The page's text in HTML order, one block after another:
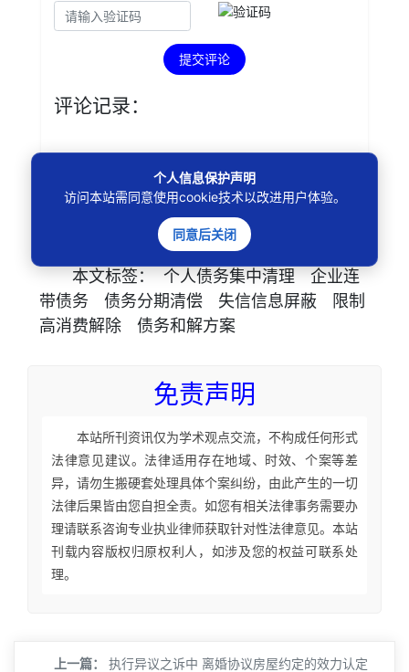
提交评论
评论记录：
本文标签： 个人债务集中清理
企业连
带债务
债务分期清偿 失信信息屏蔽
限制
高消费解除
债务和解方案
免责声明
本站所刊资讯仅为学术观点交流，不构成任何形式
法律意见建议。法律适用存在地域、时效、个案等差
异，请勿生搬硬套处理具体个案纠纷，由此产生的一切
法律后果皆由您自担全责。如您有相关法律事务需要办
理请联系咨询专业执业律师获取针对性法律意见。本站
刊载内容版权归原权利人，如涉及您的权益可联系处
理。
上一篇： 执行异议之诉中 离婚协议房屋约定的效力认定
个人信息保护声明
访问本站需同意使用cookie技术以改进用户体验。
同意后关闭